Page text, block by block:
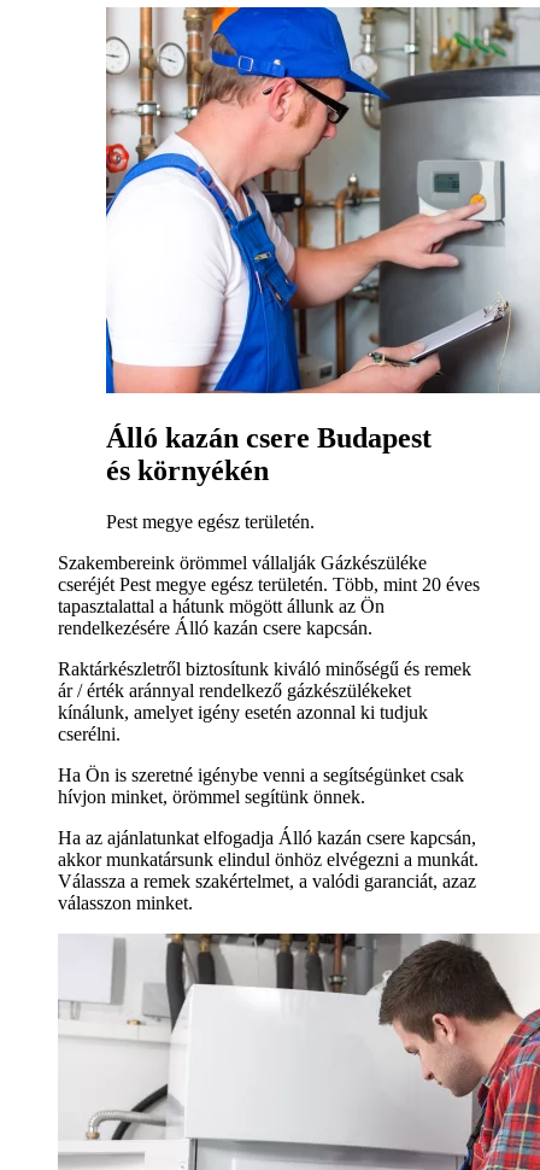
Álló kazán csere Budapest
és környékén
Pest megye egész területén.
Szakembereink örömmel vállalják Gázkészüléke
cseréjét Pest megye egész területén. Több, mint 20 éves
tapasztalattal a hátunk mögött állunk az Ön
rendelkezésére Álló kazán csere kapcsán.
Raktárkészletről biztosítunk kiváló minőségű és remek
ár / érték aránnyal rendelkező gázkészülékeket
kínálunk, amelyet igény esetén azonnal ki tudjuk
cserélni.
Ha Ön is szeretné igénybe venni a segítségünket csak
hívjon minket, örömmel segítünk önnek.
Ha az ajánlatunkat elfogadja Álló kazán csere kapcsán,
akkor munkatársunk elindul önhöz elvégezni a munkát.
Válassza a remek szakértelmet, a valódi garanciát, azaz
válasszon minket.